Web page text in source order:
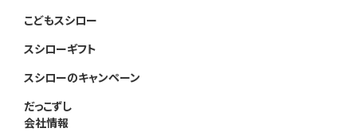
こどもスシロー
スシローギフト
スシローのキャンペーン
だっこずし
会社情報